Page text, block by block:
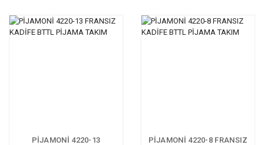
PİJAMONİ 4220-13
PİJAMONİ 4220-8 FRANSIZ